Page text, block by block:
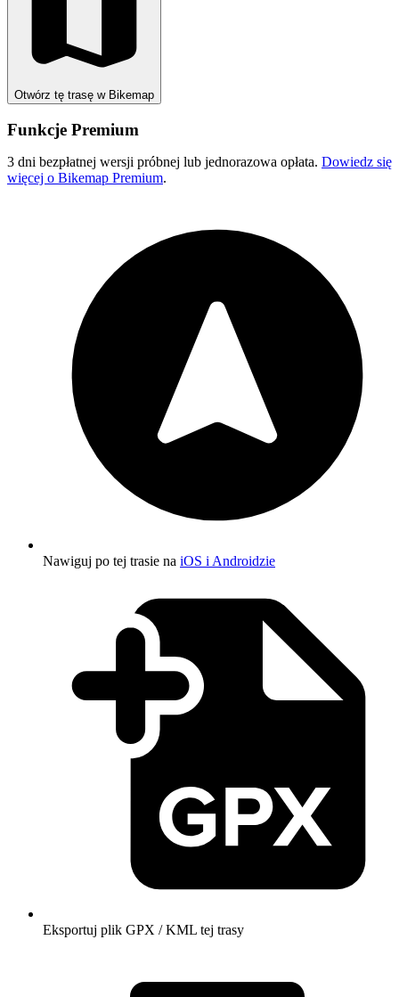
Otwórz tę trasę w Bikemap
Funkcje Premium
3 dni bezpłatnej wersji próbnej lub jednorazowa opłata. Dowiedz się
więcej o Bikemap Premium.
Nawiguj po tej trasie na iOS i Androidzie
Eksportuj plik GPX / KML tej trasy